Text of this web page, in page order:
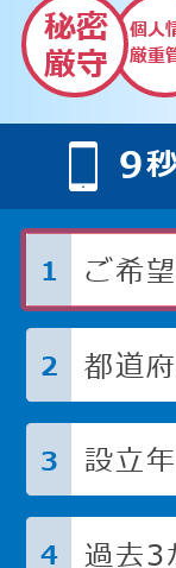
秘密
厳守
個人
厳重
9
1 ご希
2 都道
3 設立
4 過去3